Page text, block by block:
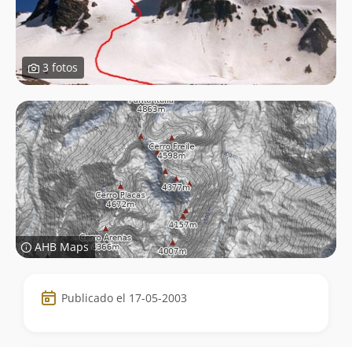
3 fotos
AHB Maps
Datos
de
Publicado el 17-05-2003